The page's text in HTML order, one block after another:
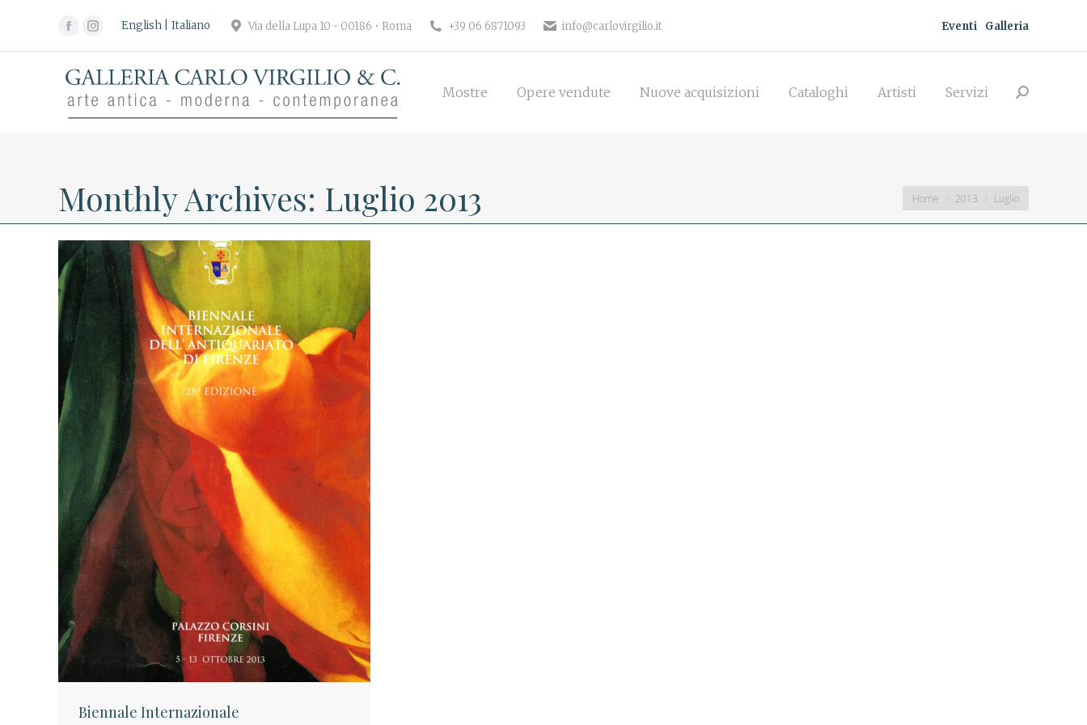
Facebook
page
opens
in
new
Instagram
page
opens
in
new
English Italiano Via della Lupa 10 • 00186 • Roma +39 06 6871093 info@carlovirgilio.it Eventi Galleria
Mostre Opere vendute Nuove acquisizioni Cataloghi Artisti Servizi Search:
Monthly Archives: Luglio 2013 You are here:
Home 2013 Luglio
Biennale Internazionale